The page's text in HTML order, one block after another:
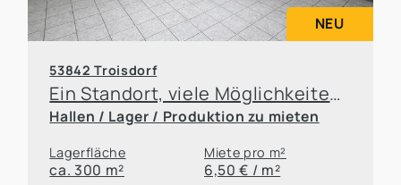
NEU
53842 Troisdorf
Ein Standort, viele Möglichkeiten – Büro- und Hallenflächen flexibel anmietbar
Hallen / Lager / Produktion zu mieten
Lagerfläche
ca. 300 m²
Miete pro m²
6,50 € / m²